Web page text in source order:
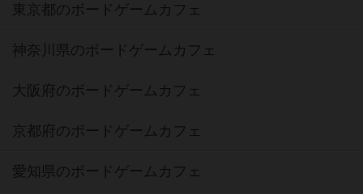
東京都のボードゲームカフェ
神奈川県のボードゲームカフェ
大阪府のボードゲームカフェ
京都府のボードゲームカフェ
愛知県のボードゲームカフェ